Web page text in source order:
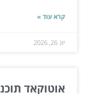
קרא עוד »
יונ 26, 2026
אוטוקאד